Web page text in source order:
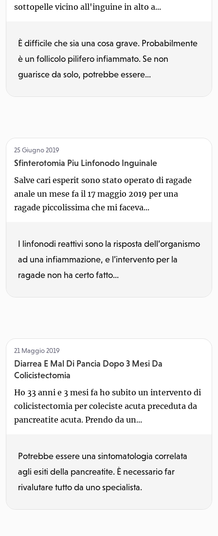
sottopelle vicino all'inguine in alto a...
È difficile che sia una cosa grave. Probabilmente
è un follicolo pilifero infiammato. Se non
guarisce da solo, potrebbe essere...
25 Giugno 2019
Sfinterotomia Piu Linfonodo Inguinale
Salve cari esperit sono stato operato di ragade
anale un mese fa il 17 maggio 2019 per una
ragade piccolissima che mi faceva...
I linfonodi reattivi sono la risposta dell’organismo
ad una infiammazione, e l’intervento per la
ragade non ha certo fatto...
21 Maggio 2019
Diarrea E Mal Di Pancia Dopo 3 Mesi Da
Colicistectomia
Ho 33 anni e 3 mesi fa ho subito un intervento di
colicistectomia per coleciste acuta preceduta da
pancreatite acuta. Prendo da un...
Potrebbe essere una sintomatologia correlata
agli esiti della pancreatite. È necessario far
rivalutare tutto da uno specialista.